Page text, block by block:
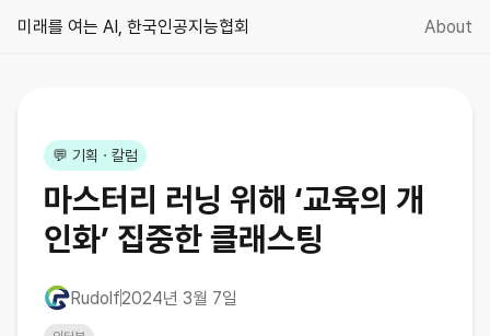
미래를 여는 AI, 한국인공지능협회 About
💬 기획 · 칼럼
마스터리 러닝 위해 ‘교육의 개
인화’ 집중한 클래스팅
Rudolf2024년 3월 7일